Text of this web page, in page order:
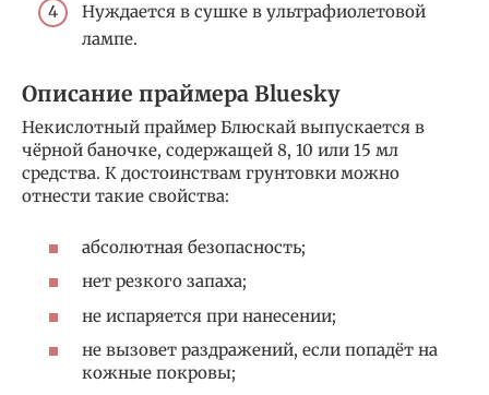
Нуждается в сушке в ультрафиолетовой
лампе.
Описание праймера Bluesky
Некислотный праймер Блюскай выпускается в
чёрной баночке, содержащей 8, 10 или 15 мл
средства. К достоинствам грунтовки можно
отнести такие свойства:
абсолютная безопасность;
нет резкого запаха;
не испаряется при нанесении;
не вызовет раздражений, если попадёт на
кожные покровы;